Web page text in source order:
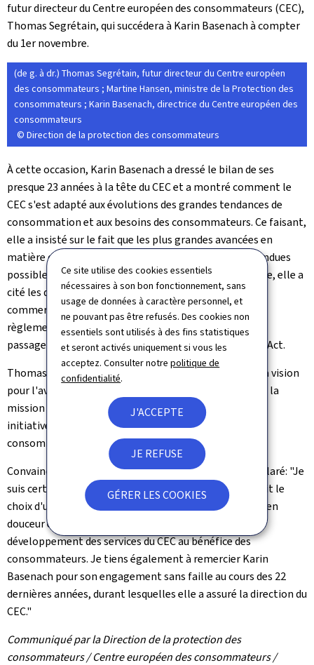
Ce site utilise des cookies essentiels
nécessaires à son bon fonctionnement, sans
usage de données à caractère personnel, et
ne pouvant pas être refusés. Des cookies non
essentiels sont utilisés à des fins statistiques
et seront activés uniquement si vous les
acceptez. Consulter notrepolitique de
confidentialité.
J'ACCEPTE
JE REFUSE
GÉRER LES COOKIES
futur directeur du Centre européen des consommateurs (CEC),
Thomas Segrétain, qui succédera à Karin Basenach à compter
du 1er novembre.
(de g. à dr.) Thomas Segrétain, futur directeur du Centre européen
des consommateurs ; Martine Hansen, ministre de la Protection des
consommateurs ; Karin Basenach, directrice du Centre européen des
consommateurs
© Direction de la protection des consommateurs
À cette occasion, Karin Basenach a dressé le bilan de ses
presque 23 années à la tête du CEC et a montré comment le
CEC s'est adapté aux évolutions des grandes tendances de
consommation et aux besoins des consommateurs. Ce faisant,
elle a insisté sur le fait que les plus grandes avancées en
matière de protection des consommateurs ont été rendues
possibles grâce à l'Union européenne. À titre d'exemple, elle a
cité les directives européennes sur le Timesharing, l'e-
commerce ou encore les voyages à forfait ainsi que les
règlements européens sur le Roaming, les droits des
passagers aériens, le géoblocage et le Digital Services Act.
Thomas Segrétain a ensuite partagé ses priorités et sa vision
pour l'avenir. Il a affirmé son engagement à poursuivre la
mission du CEC tout en mettant en place de nouvelles
initiatives pour mieux protéger et informer les
consommateurs européens.
Convaincue par cette transition, Martine Hansen a déclaré: "Je
suis certaine qu'avec Thomas Segrétain, nous avons fait le
choix d'une personne capable d'assurer une transition en
douceur et de garantir la continuité ainsi que le
développement des services du CEC au bénéfice des
consommateurs. Je tiens également à remercier Karin
Basenach pour son engagement sans faille au cours des 22
dernières années, durant lesquelles elle a assuré la direction du
CEC."
Communiqué par la Direction de la protection des
consommateurs / Centre européen des consommateurs /